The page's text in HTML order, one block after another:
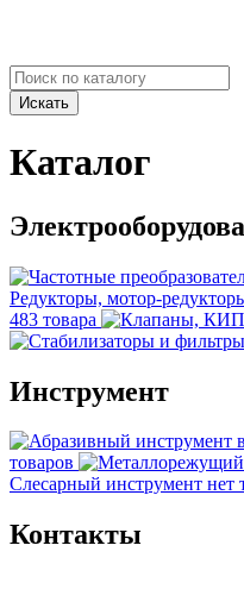
Искать
Каталог
Редукторы, мотор-
483 товара
Инструмент
товаров
Слесарный инструмент нет
Контакты